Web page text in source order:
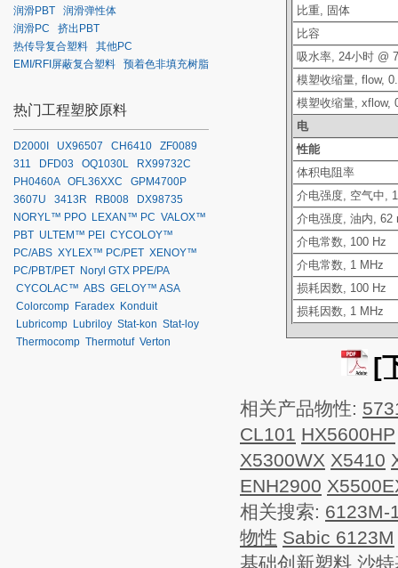
比重, 固体
比容
吸水率, 24小时 @
模塑收缩量, flow,
模塑收缩量, xflow,
电
性能
体积电阻率
介电强度, 空气中,
介电强度, 油内, 62
介电常数, 100 Hz
介电常数, 1 MHz
损耗因数, 100 Hz
损耗因数, 1 MHz
[
相关产品物性:
CL101 HX5600HP
X5300WX X5410
ENH2900
相关搜索: 6123M-
物性 Sabic 6123M
基础创新塑料 沙
润滑PBT
润滑弹性体
润滑PC
挤出PBT
热传导复合塑料
其他PC
EMI/RFI屏蔽复合塑料
预着色非填充树脂
热门工程塑胶原料
D2000I UX96507 CH6410
ZF0089
311
DFD03 OQ1030L
RX99732C
PH0460A
OFL36XXC
GPM4700P
3607U
3413R RB008
DX98735
NORYL™ PPO LEXAN™ PC VALOX™
PBT ULTEM™ PEI
CYCOLOY™
PC/ABS XYLEX™ PC/PET XENOY™
PC/PBT/PET Noryl GTX PPE/PA
CYCOLAC™ ABS GELOY™ ASA
Colorcomp Faradex Konduit
Lubricomp Lubriloy Stat-kon Stat-loy
Thermocomp Thermotuf Verton